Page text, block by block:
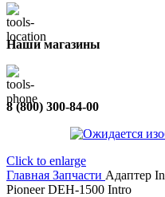
Наши магазины
8 (800) 300-84-00
Click to enlarge
Главная Запчасти Адаптер
Pioneer DEH-1500 Intro